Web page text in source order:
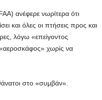
ανέφερε νωρίτερα ότι
και όλες οι πτήσεις προς και
λόγω «επείγοντος
χωρίς να
στο «συμβάν».